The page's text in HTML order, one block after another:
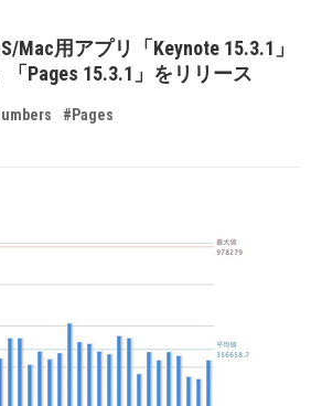
Mac用アプリ「Keynote 15.3.1」
「Pages 15.3.1」をリリース
#Pages